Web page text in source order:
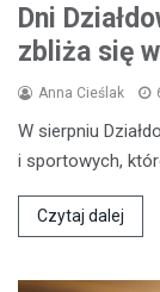
Dni
zbliża się
Anna Cieślak
W sierpniu
i sportowych,
Czytaj dalej